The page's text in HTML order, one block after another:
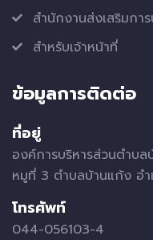
สำนักงานส่งเสริมก
สำหรับเจ้าหน้าที่
ข้อมูลการติดต่อ
ที่อยู่
องค์การบริหารส่วนตำบล
หมูที่ 3 ตำบลบ้านแก้ง อ
โทรศัพท์
044-056103-4